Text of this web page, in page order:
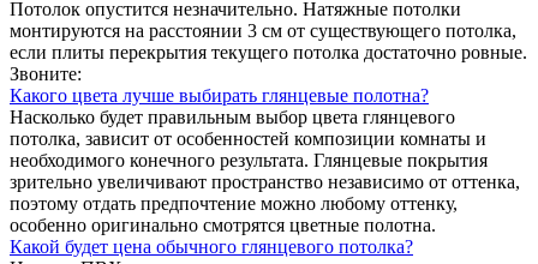
Потолок опустится незначительно. Натяжные потолки
монтируются на расстоянии 3 см от существующего потолка,
если плиты перекрытия текущего потолка достаточно ровные.
Звоните:
Какого цвета лучше выбирать глянцевые полотна?
Насколько будет правильным выбор цвета глянцевого
потолка, зависит от особенностей композиции комнаты и
необходимого конечного результата. Глянцевые покрытия
зрительно увеличивают пространство независимо от оттенка,
поэтому отдать предпочтение можно любому оттенку,
особенно оригинально смотрятся цветные полотна.
Какой будет цена обычного глянцевого потолка?